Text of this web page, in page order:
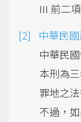
III 前二
中華民
中華民
本刑為
罪地之
不過，